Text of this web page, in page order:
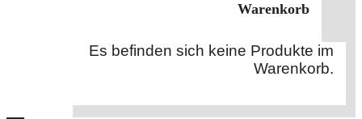
Warenkorb
Es befinden sich keine Produkte im
Warenkorb.